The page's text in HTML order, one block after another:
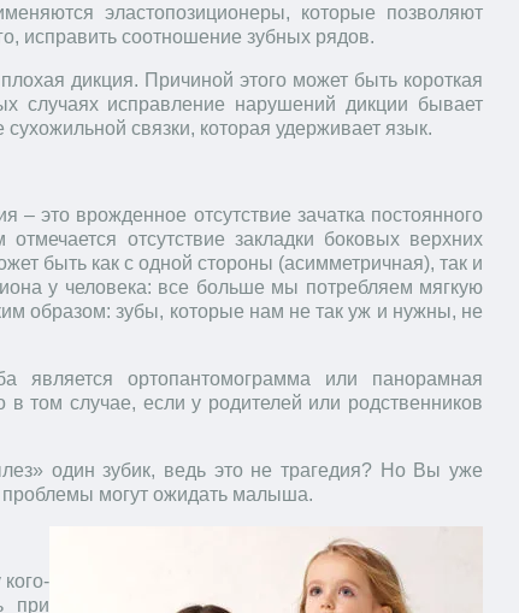
эластопозиционеры, которые позволяют
исправить соотношение зубных рядов.
дикция. Причиной этого может быть короткая
случаях исправление нарушений дикции бывает
связки, которая удерживает язык.
это врожденное отсутствие зачатка постоянного
отсутствие закладки боковых верхних
быть как с одной стороны (асимметричная), так и
у человека: все больше мы потребляем мягкую
образом: зубы, которые нам не так уж и нужны, не
является ортопантомограмма или панорамная
том случае, если у родителей или родственников
один зубик, ведь это не трагедия? Но Вы уже
проблемы могут ожидать малыша.
при